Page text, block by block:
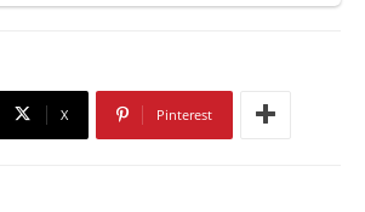
X Pinterest